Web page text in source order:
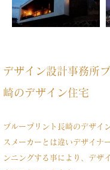
デザイン設計事務所
崎のデザイン住宅
ブループリント長崎のデザイ
スメーカーとは違いデザイナ
ンニングする事により、デザ